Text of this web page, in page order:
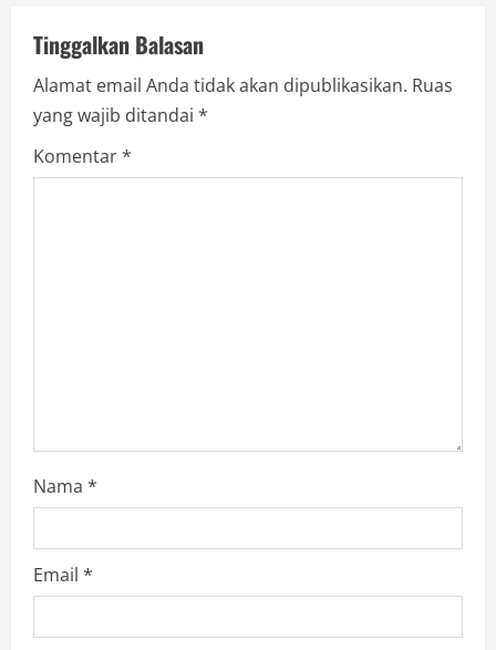
i
g
a
Tinggalkan Balasan
Alamat email Anda tidak akan dipublikasikan. Ruas
yang wajib ditandai *
Komentar*
Nama *
Email *